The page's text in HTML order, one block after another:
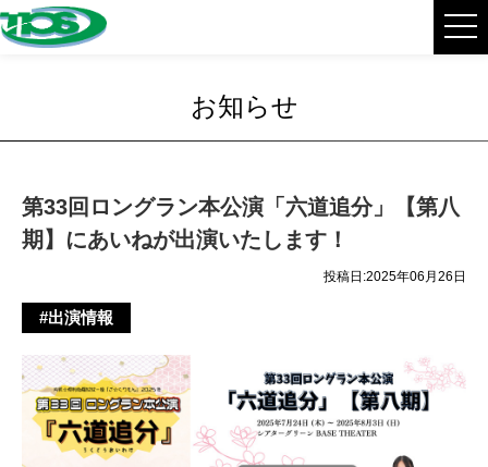
お知らせ
第33回ロングラン本公演「六道追分」【第八
期】にあいねが出演いたします！
投稿日:2025年06月26日
#出演情報